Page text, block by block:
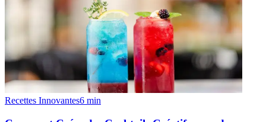
Recettes Innovantes6 min